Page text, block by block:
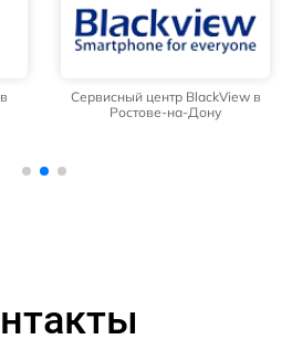
Сервисный центр BlackView в
Ростове-на-Дону